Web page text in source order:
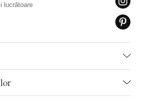
lucrătoare